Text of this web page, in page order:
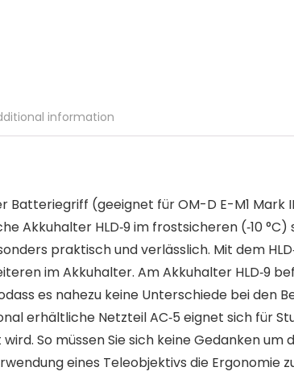
information
Batteriegriff (geeignet für OM-D E-M1 Mark
Akkuhalter HLD‑9 im frostsicheren (‑10
praktisch und verlässlich. Mit dem
im Akkuhalter. Am Akkuhalter HLD‑9
es nahezu keine Unterschiede bei den
erhältliche Netzteil AC‑5 eignet sich für
So müssen Sie sich keine Gedanken
eines Teleobjektivs die